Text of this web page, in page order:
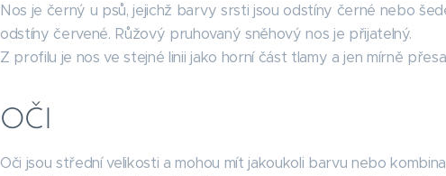
Nos je černý u psů, jejichž barvy srsti jsou odstíny černé nebo
odstíny červené. Růžový pruhovaný sněhový nos je přijatelný.
Z profilu je nos ve stejné linii jako horní část tlamy a jen mírně
OČI
Oči jsou střední velikosti a mohou mít jakoukoli barvu nebo